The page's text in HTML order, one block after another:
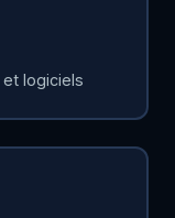
logiciels